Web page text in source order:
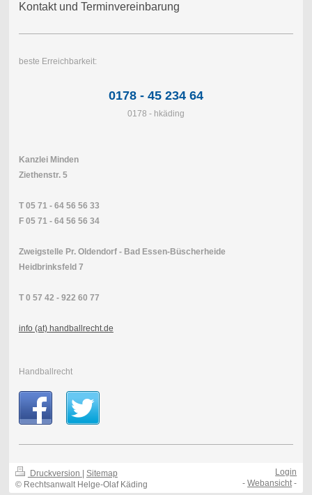
Kontakt und Terminvereinbarung
beste Erreichbarkeit:
0178 - 45 234 64
0178 - hkäding
Kanzlei Minden
Ziethenstr. 5
T 05 71 - 64 56 56 33
F 05 71 - 64 56 56 34
Zweigstelle Pr. Oldendorf - Bad Essen-Büscherheide
Heidbrinksfeld 7
T 0 57 42 - 922 60 77
info (at) handballrecht.de
Handballrecht
Druckversion | Sitemap
© Rechtsanwalt Helge-Olaf Käding
Login
-Webansicht -